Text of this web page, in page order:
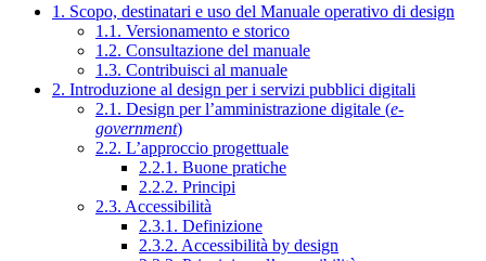
1. Scopo, destinatari e uso del Manuale operativo di design
1.1. Versionamento e storico
1.2. Consultazione del manuale
1.3. Contribuisci al manuale
2. Introduzione al design per i servizi pubblici digitali
2.1. Design per l’amministrazione digitale (e-
government)
2.2. L’approccio progettuale
2.2.1. Buone pratiche
2.2.2. Principi
2.3. Accessibilità
2.3.1. Definizione
2.3.2. Accessibilità by design